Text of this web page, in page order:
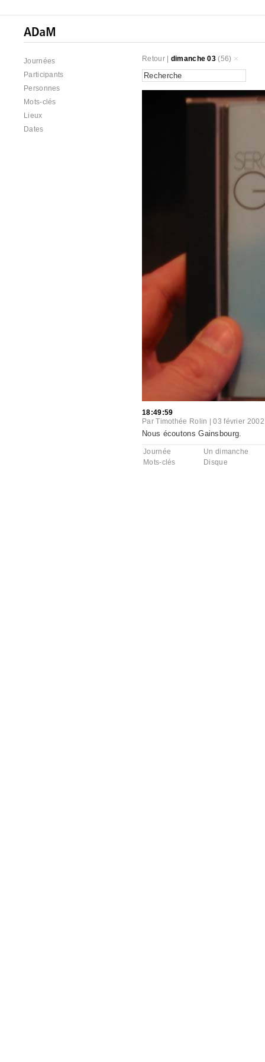
Journées
Participants
Personnes
Mots-clés
Lieux
Dates
Retour| dimanche 03 (56)
18:49:59
ParTimothée Rolin |03 février 2002
Nous écoutons Gainsbourg.
Journée
Un dimanche
Mots-clés
Disque